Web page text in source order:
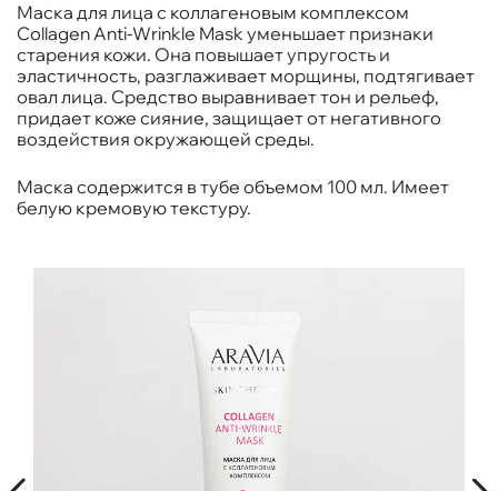
Маска для лица с коллагеновым комплексом
Collagen Anti-Wrinkle Mask уменьшает признаки
старения кожи. Она повышает упругость и
эластичность, разглаживает морщины, подтягивает
овал лица. Средство выравнивает тон и рельеф,
придает коже сияние, защищает от негативного
воздействия окружающей среды.
Маска содержится в тубе объемом 100 мл. Имеет
белую кремовую текстуру.